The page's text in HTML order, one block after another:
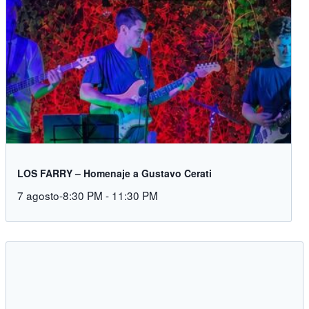
LOS FARRY – Homenaje a Gustavo Cerati
7 agosto-8:30 PM - 11:30 PM